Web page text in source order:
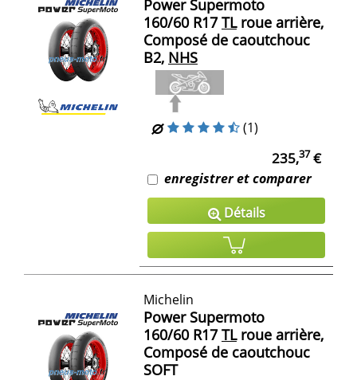
Power Supermoto
160/60 R17 TLroue arrière,
Composé de caoutchouc
B2, NHS
(1)
235,37 €
enregistrer et comparer
Détails
Michelin
Power Supermoto
160/60 R17 TLroue arrière,
Composé de caoutchouc
SOFT